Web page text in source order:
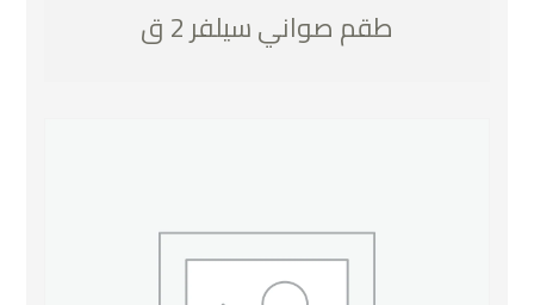
طقم صواني سيلفر 2 ق